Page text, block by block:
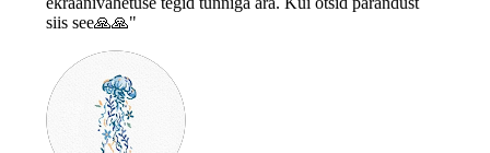
siis see🙏🙏"